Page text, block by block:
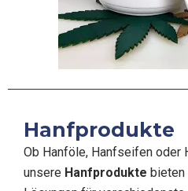
Hanfprodukte
Ob Hanföle, Hanfseifen oder
unsere Hanfprodukte bieten